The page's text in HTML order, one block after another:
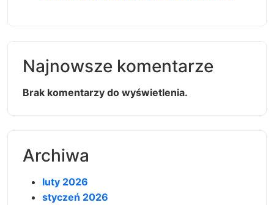
Najnowsze komentarze
Brak komentarzy do wyświetlenia.
Archiwa
luty 2026
styczeń 2026